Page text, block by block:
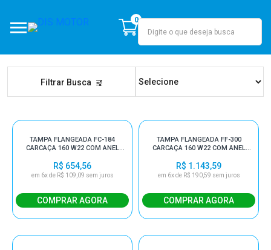
DIS MOTOR
0
Filtrar Busca
TAMPA FLANGEADA FC-184
CARCAÇA 160 W22 COM ANEL
R$ 654,56
em 6x de R$ 109,09 sem juros
TAMPA FLANGEADA FF-300
CARCAÇA 160 W22 COM ANEL
R$ 1.143,59
em 6x de R$ 190,59 sem juros